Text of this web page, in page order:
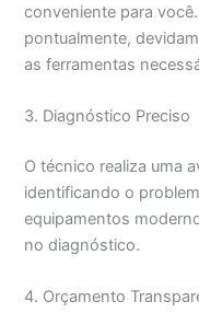
conveniente para
pontualmente,
as ferramentas
3. Diagnóstico Preciso
O técnico realiza uma
identificando o
equipamentos
no diagnóstico.
4. Orçamento